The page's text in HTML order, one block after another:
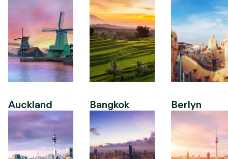
Auckland Bangkok Berlyn